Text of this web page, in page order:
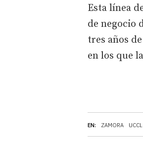
EN: ZAMORA UCCL
Esta línea
de negocio
tres años
en los que